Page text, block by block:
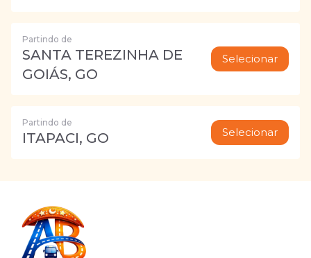
Partindo de
SANTA TEREZINHA DE
GOIÁS, GO
Selecionar
Partindo de
ITAPACI, GO Selecionar